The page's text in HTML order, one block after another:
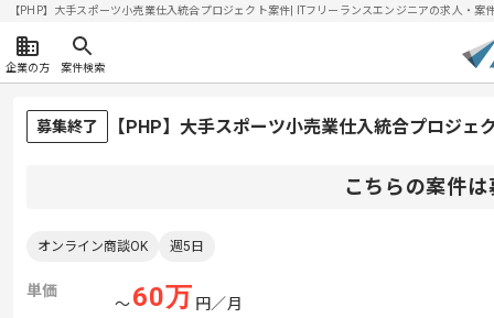
【PHP】大手スポーツ小売業仕入統合プロジェクト案件| ITフリーランスエンジニアの求人・
企業の方 案件検索
募集終了 【PHP】大手スポーツ小売業仕入統合プロジェ
こちらの案件
オンライン商談OK 週5日
単価
〜60万 円／月